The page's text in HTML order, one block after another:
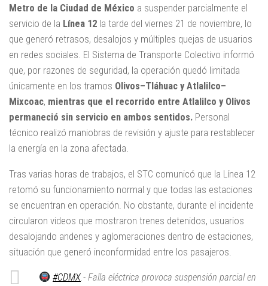
Metro de la Ciudad de México a suspender parcialmente el
servicio de la Línea 12 la tarde del viernes 21 de noviembre, lo
que generó retrasos, desalojos y múltiples quejas de usuarios
en redes sociales. El Sistema de Transporte Colectivo informó
que, por razones de seguridad, la operación quedó limitada
únicamente en los tramos Olivos–Tláhuac y Atlalilco–
Mixcoac, mientras que el recorrido entre Atlalilco y Olivos
permaneció sin servicio en ambos sentidos. Personal
técnico realizó maniobras de revisión y ajuste para restablecer
la energía en la zona afectada.
Tras varias horas de trabajos, el STC comunicó que la Línea 12
retomó su funcionamiento normal y que todas las estaciones
se encuentran en operación. No obstante, durante el incidente
circularon videos que mostraron trenes detenidos, usuarios
desalojando andenes y aglomeraciones dentro de estaciones,
situación que generó inconformidad entre los pasajeros.
#CDMX.- Falla eléctrica provoca suspensión parcial en